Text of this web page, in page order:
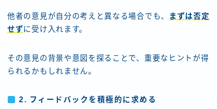
他者の意見が自分の考えと異なる場合でも、
まずは否定
せずに受け入れます。
その意見の背景や意図を探ることで、重要なヒントが得
られるかもしれません。
2. フィードバックを積極的に求める